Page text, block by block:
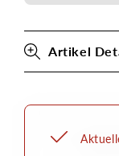
Artikel